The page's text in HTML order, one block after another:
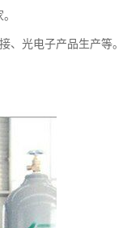
、光电子产品生产等。